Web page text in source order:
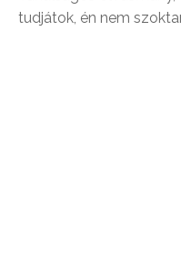
tudjátok, én nem